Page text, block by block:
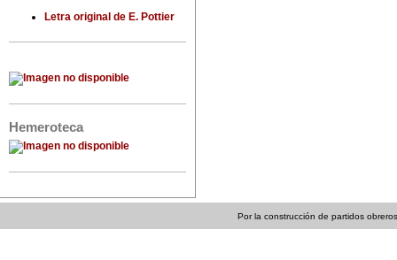
Letra original de E. Pottier
Hemeroteca
Por la construcción de partidos